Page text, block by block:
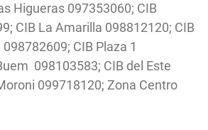
Higueras 097353060; CIB
CIB La Amarilla 098812120; CIB
CIB Plaza 1
098103583; CIB del Este
099718120; Zona Centro